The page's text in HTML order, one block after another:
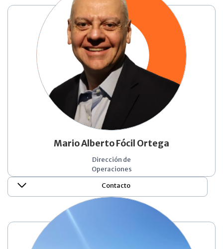
Mario Alberto Fócil Ortega
Dirección de
Operaciones
Contacto